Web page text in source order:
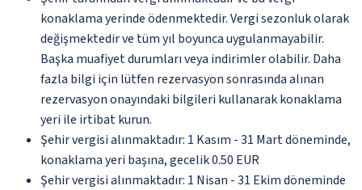
konaklama yerinde ödenmektedir. Vergi sezonluk olarak
değişmektedir ve tüm yıl boyunca uygulanmayabilir.
Başka muafiyet durumları veya indirimler olabilir. Daha
fazla bilgi için lütfen rezervasyon sonrasında alınan
rezervasyon onayındaki bilgileri kullanarak konaklama
yeri ile irtibat kurun.
Şehir vergisi alınmaktadır: 1 Kasım - 31 Mart döneminde,
konaklama yeri başına, gecelik 0.50 EUR
Şehir vergisi alınmaktadır: 1 Nisan - 31 Ekim döneminde